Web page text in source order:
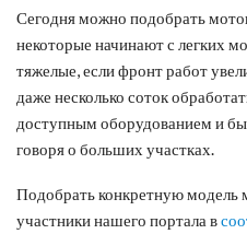
Сегодня можно подобрать
некоторые начинают с легких
тяжелые, если фронт работ
даже несколько соток
доступным оборудованием и
говоря о больших участках.
Подобрать конкретную модель
участники нашего портала в